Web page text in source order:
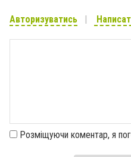
Авторизуватись
Розміщуючи коментар, я